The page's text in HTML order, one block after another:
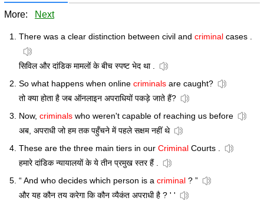
More: Next
There was a clear distinction between civil and criminal cases .
सिविल और दांडिक मामलों के बीच स्पष्ट भेद था .
So what happens when online criminals are caught?
तो क्या होता है जब ऑनलाइन अपराधियों पकड़े जाते हैं?
Now, criminals who weren't capable of reaching us before
अब, अपराधी जो हम तक पहुँचने में पहले सक्षम नहीं थे
These are the three main tiers in our Criminal Courts .
हमारे दांडिक न्यायालयों के ये तीन प्रमुख स्तर हैं .
“ And who decides which person is a criminal ? ”
और यह कौन तय करेगा कि कौन व्यैकंत अपराधी है ? ' '